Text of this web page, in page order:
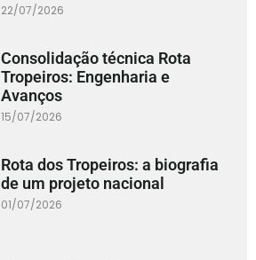
22/07/2026
Consolidação técnica Rota
Tropeiros: Engenharia e
Avanços
15/07/2026
Rota dos Tropeiros: a biografia
de um projeto nacional
01/07/2026